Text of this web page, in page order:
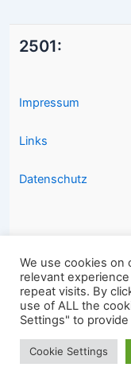
2501:
Impressum
Links
Datenschutz
Copyright
We use cookies on
relevant
repeat visits. By
use of ALL the
Settings" to
Cookie Settings